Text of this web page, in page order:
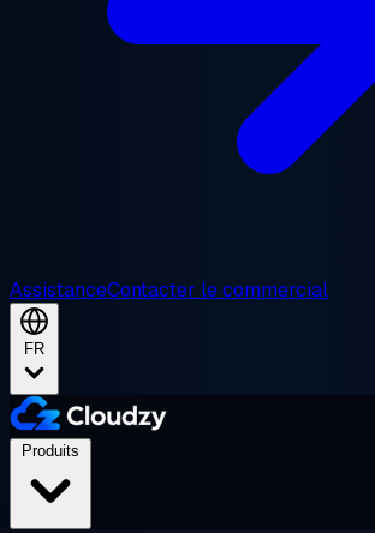
AssistanceContacter le commercial
FR